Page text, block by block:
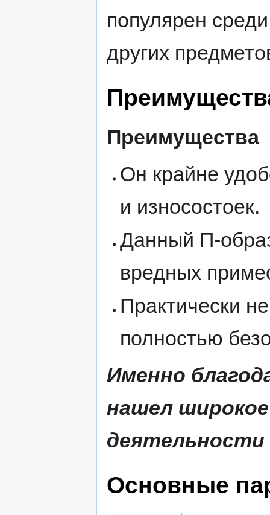
популярен
других
Преимущества
Он крайне
и износостоек.
Данный П-
вредных
Практически
полностью
Именно
нашел
деятельности
Основные